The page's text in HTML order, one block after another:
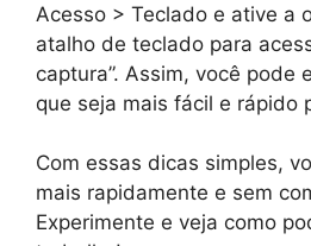
Acesso > Teclado e ative a
atalho de teclado para
captura”. Assim, você pode
que seja mais fácil e rápido
Com essas dicas simples,
mais rapidamente e sem
Experimente e veja como